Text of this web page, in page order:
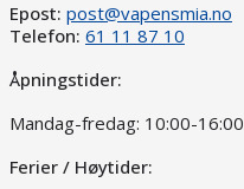
Epost: post@vapensmia.no
Telefon: 61 11 87 10
Åpningstider:
Mandag-fredag: 10:00-16:00
Ferier / Høytider: